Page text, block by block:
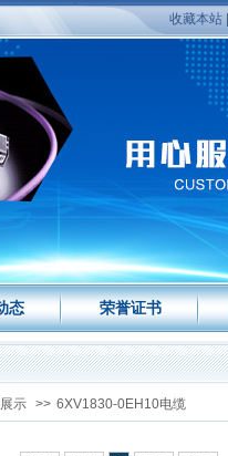
收藏本站|
态 荣誉证书
示 >> 6XV1830-0EH10电缆